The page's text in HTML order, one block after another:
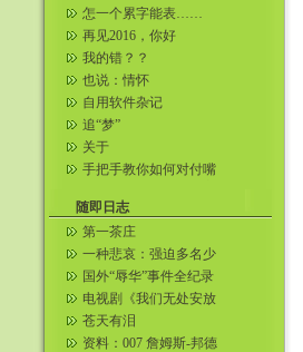
怎一个累字能表……
再见2016，你好
2017……
我的错？？
也说：情怀
自用软件杂记
追“梦”
关于
手把手教你如何对付嘴
噎到无语 ...
随即日志
第一茶庄
一种悲哀：强迫多名少
女卖淫(图)
国外“辱华”事件全纪录
(附图)
电视剧《我们无处安放
的青春》故事梗概
苍天有泪
资料：007 詹姆斯-邦德